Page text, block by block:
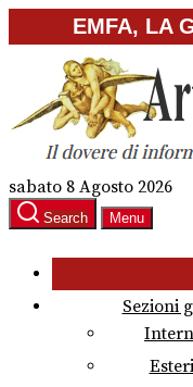
to
content
EMFA, LA
sabato 8 Agosto 2026
Search Menu
Sezioni
Esteri